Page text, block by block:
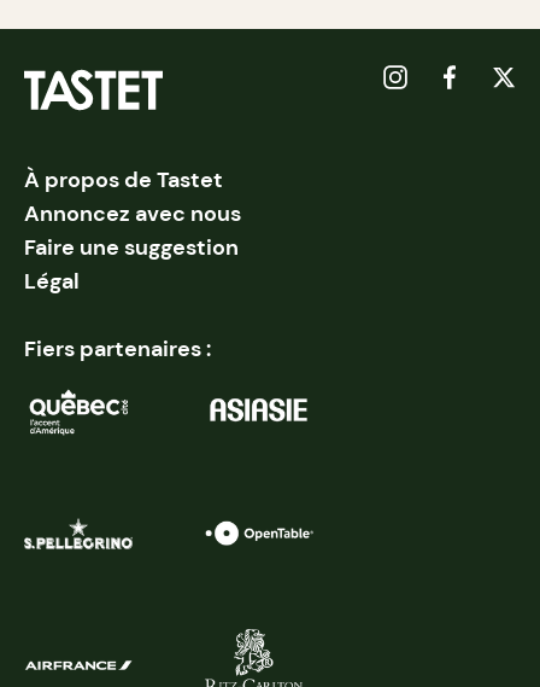
À propos de Tastet
Annoncez avec nous
Faire une suggestion
Légal
Fiers partenaires :